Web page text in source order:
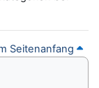
Seitenanfang